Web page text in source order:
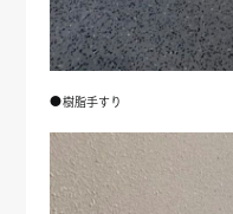
●樹脂手すり